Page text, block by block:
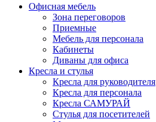
Офисная мебель
Зона переговоров
Приемные
Мебель для персонала
Кабинеты
Диваны для офиса
Кресла и стулья
Кресла для руководителя
Кресла для персонала
Кресла САМУРАЙ
Стулья для посетителей